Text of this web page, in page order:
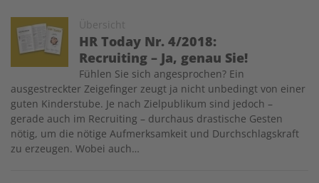
Übersicht
HR Today Nr. 4/2018:
Recruiting – Ja, genau Sie!
Image
Fühlen Sie sich angesprochen? Ein
ausgestreckter Zeigefinger zeugt ja nicht unbedingt von einer
guten Kinderstube. Je nach Zielpublikum sind jedoch –
gerade auch im Recruiting – durchaus drastische Gesten
nötig, um die nötige Aufmerksamkeit und Durchschlagskraft
zu erzeugen. Wobei auch…